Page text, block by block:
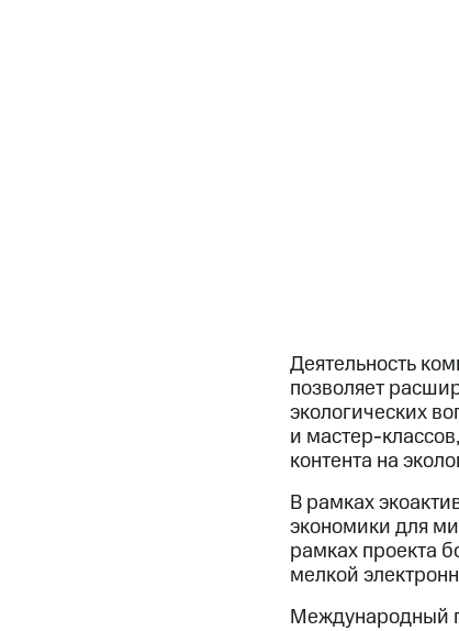
Деятельность
позволяет
экологических
и мастер-
контента на
В рамках
экономики для
рамках проекта
мелкой
Международный